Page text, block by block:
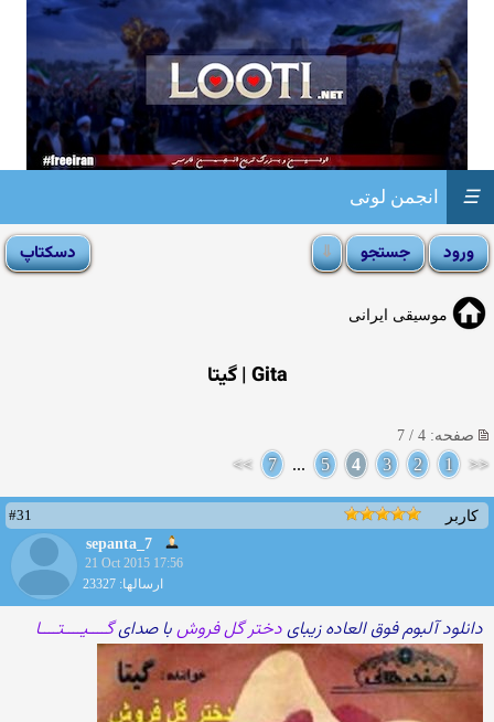
انجمن لوتی ☰
موسیقی ایرانی
Gita | گیتا
صفحه: 4 / 7
<<
1
2
3
4
5
...
7
>>
کاربر
#31
sepanta_7
21 Oct 2015 17:56
ارسالها: 23327
دانلود آلبوم فوق العاده زیبایدختر گل فروشبا صدایگــــیــــتــــا